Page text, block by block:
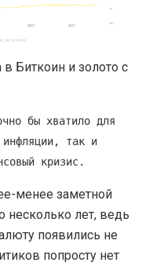
Биткоин и золото с
бы хватило для
инфляции, так и
кризис.
менее заметной
несколько лет, ведь
появились не
попросту нет